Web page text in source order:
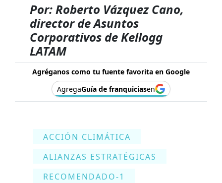
Por: Roberto Vázquez Cano,
director de Asuntos
Corporativos de Kellogg
LATAM
Agréganos como tu fuente favorita en Google
AgregaGuía de franquiciasen
ACCIÓN CLIMÁTICA
ALIANZAS ESTRATÉGICAS
RECOMENDADO-1